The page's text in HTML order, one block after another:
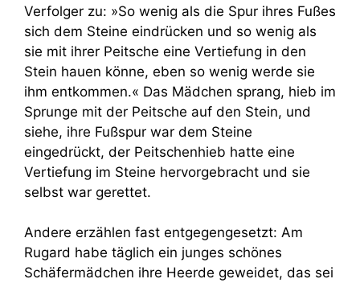
Verfolger zu: »So wenig als die Spur ihres Fußes
sich dem Steine eindrücken und so wenig als
sie mit ihrer Peitsche eine Vertiefung in den
Stein hauen könne, eben so wenig werde sie
ihm entkommen.« Das Mädchen sprang, hieb im
Sprunge mit der Peitsche auf den Stein, und
siehe, ihre Fußspur war dem Steine
eingedrückt, der Peitschenhieb hatte eine
Vertiefung im Steine hervorgebracht und sie
selbst war gerettet.
Andere erzählen fast entgegengesetzt: Am
Rugard habe täglich ein junges schönes
Schäfermädchen ihre Heerde geweidet, das sei